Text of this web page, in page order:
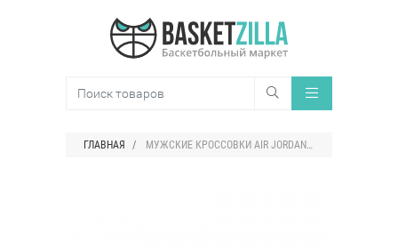
ГЛАВНАЯ МУЖСКИЕ КРОССОВКИ AIR JORDAN TEAM SHOWCASE